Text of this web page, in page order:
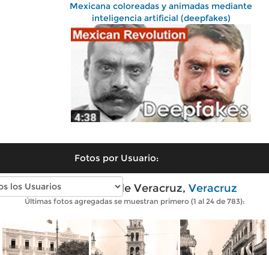
Mexicana coloreadas y animadas mediante
inteligencia artificial (deepfakes)
Fotos por Usuario:
Fotos antiguas de Veracruz, Veracruz
Últimas fotos agregadas se muestran primero (1 al 24 de 783):